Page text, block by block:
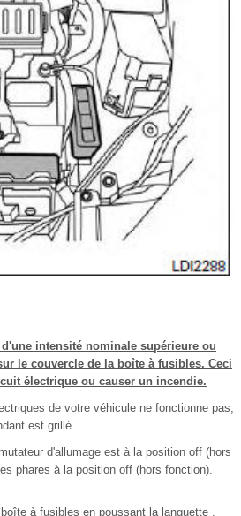
intensité nominale supérieure ou
le couvercle de la boîte à fusibles. Ceci
électrique ou causer un incendie.
de votre véhicule ne fonctionne pas,
est grillé.
d'allumage est à la position off (hors
phares à la position off (hors fonction).
à fusibles en poussant la languette ,